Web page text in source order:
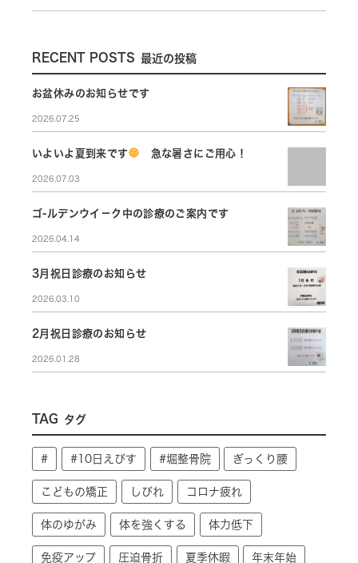
RECENT POSTS 最近の投稿
お盆休みのお知らせです
2026.07.25
いよいよ夏到来です 急な暑さにご用心！
2026.07.03
ゴ-ルデンウイ－ク中の診療のご案内です
2026.04.14
3月祝日診療のお知らせ
2026.03.10
2月祝日診療のお知らせ
2026.01.28
TAG タグ
# #10日えびす #堀整骨院 ぎっくり腰
こどもの矯正 しびれ コロナ疲れ
体のゆがみ 体を強くする 体力低下
免疫アップ 圧迫骨折 夏季休暇 年末年始